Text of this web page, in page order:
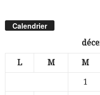
Calendrier
L M M
1